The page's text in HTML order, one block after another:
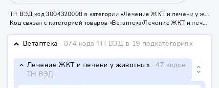
ТН ВЭД код 3004320008 в категории «Лечение ЖКТ и печени у животных» на Вайлдберриз
Код связан с категорией товаров «Ветаптека/Лечение ЖКТ и печени у животных» - нужна маркировка КИЗ или УИН
keyboard_arrow_down Ветаптека · 874 кода ТН ВЭД в 19 подкатегориях
keyboard_arrow_down Лечение ЖКТ и печени у животных · 47 кодов
ТН ВЭД
unfold_more